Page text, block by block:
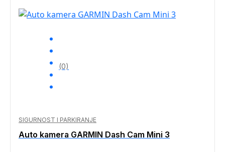
(0)
SIGURNOST I PARKIRANJE
Auto kamera GARMIN Dash Cam Mini 3